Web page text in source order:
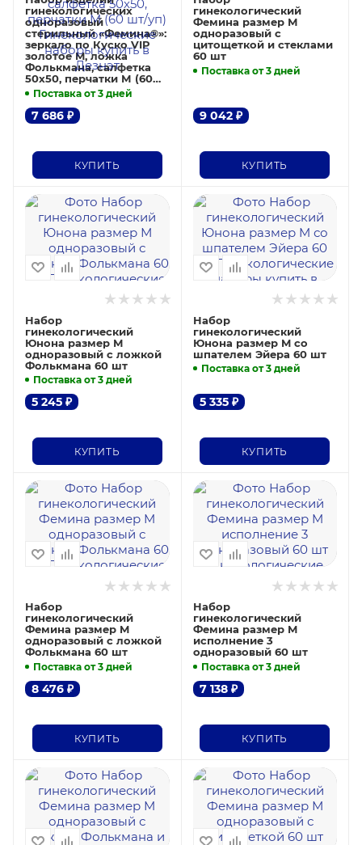
гинекологических
одноразовый
стерильный «Фемина®»:
зеркало по Куско VIP
золотое M, ложка
Фолькмана, салфетка
50х50, перчатки М (60
шт/уп)
Поставка от 3 дней
7 686 ₽
КУПИТЬ
гинекологический
Фемина размер М
одноразовый с
цитощеткой и стеклами
60 шт
Поставка от 3 дней
9 042₽
КУПИТЬ
Набор
гинекологический
Юнона размер М
одноразовый с ложкой
Фолькмана 60 шт
Поставка от 3 дней
5 245 ₽
КУПИТЬ
Набор
гинекологический
Юнона размер M со
шпателем Эйера 60 шт
Поставка от 3 дней
5 335₽
КУПИТЬ
Набор
гинекологический
Фемина размер M
одноразовый с ложкой
Фолькмана 60 шт
Поставка от 3 дней
8 476 ₽
КУПИТЬ
Набор
гинекологический
Фемина размер M
исполнение 3
одноразовый 60 шт
Поставка от 3 дней
7 138₽
КУПИТЬ